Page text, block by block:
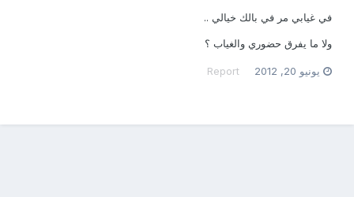
في غيابي مر في بالك خيالي ..
ولا ما يفرق حضوري والغياب ؟
يونيو 20, 2012 Report